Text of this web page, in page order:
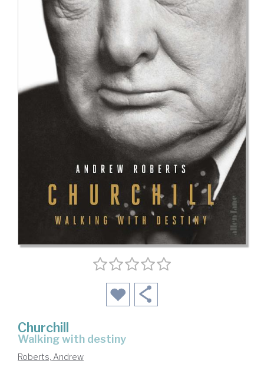
Churchill
walking with destiny
Roberts, Andrew